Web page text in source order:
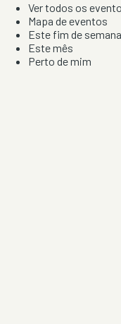
Ver todos os
Mapa de eventos
Este fim de semana
Este mês
Perto de mim